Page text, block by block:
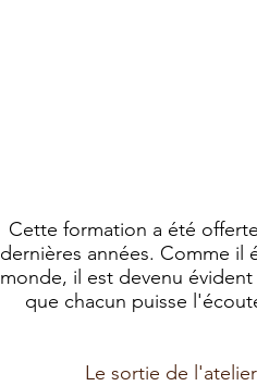
Cette formation a été
dernières années. Comme
monde, il est devenu
que chacun puisse
Le sortie de